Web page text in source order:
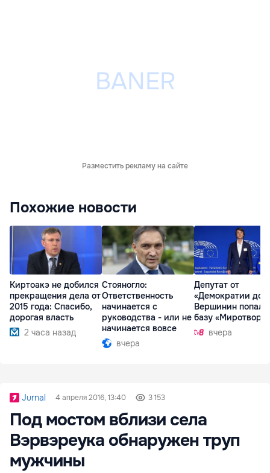
Разместить рекламу на сайте
Похожие новости
Киртоакэ не добился
прекращения дела от
2015 года: Спасибо,
дорогая власть
2 часа назад
Стояногло:
Ответственность
начинается с
руководства - или не
начинается вовсе
вчера
Депутат от
«Демократии
Вершинин попал в
базу
вчера
Jurnal 4 апреля 2016, 13:40 3 153
Под мостом вблизи села
Вэрвэреука обнаружен труп
мужчины